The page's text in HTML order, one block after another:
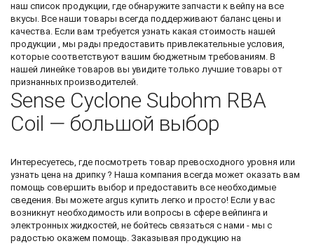
наш список продукции, где обнаружите запчасти к вейпуна все
вкусы. Все наши товары всегда поддерживают баланс цены и
качества. Если вам требуется узнать какая стоимость нашей
продукции , мы рады предоставить привлекательные условия,
которые соответствуют вашим бюджетным требованиям. В
нашей линейке товаров вы увидите только лучшие товары от
признанных производителей.
Sense Cyclone Subohm RBA
Coil — большой выбор
Интересуетесь, где посмотреть товар превосходного уровня или
узнать цена на дрипку? Наша компания всегда может оказать вам
помощь совершить выбор и предоставить все необходимые
сведения. Вы можете argus купить легко и просто! Если у вас
возникнут необходимость или вопросы в сфере вейпинга и
электронных жидкостей, не бойтесь связаться с нами - мы с
радостью окажем помощь. Заказывая продукцию на